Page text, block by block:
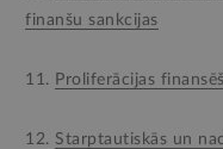
finanšu sankcijas
11. Proliferācijas
12. Starptautiskās un